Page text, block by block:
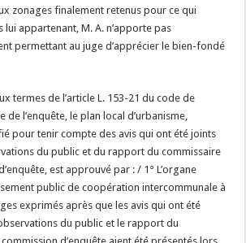
zonages finalement retenus pour ce qui
lui appartenant, M. A. n’apporte pas
permettant au juge d’apprécier le bien-fondé
termes de l’article L. 153-21 du code de
de l’enquête, le plan local d’urbanisme,
pour tenir compte des avis qui ont été joints
du public et du rapport du commissaire
est approuvé par : / 1° L’organe
public de coopération intercommunale à
exprimés après que les avis qui ont été
du public et le rapport du